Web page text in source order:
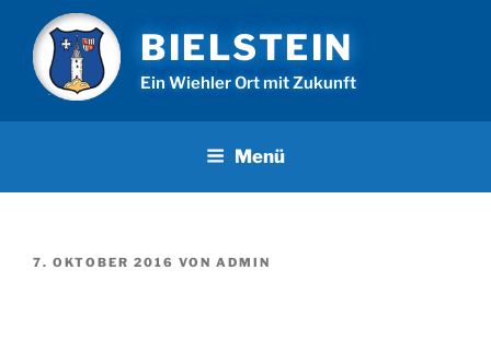
Inhalt
springen
BIELSTEIN
Ein Wiehler Ort mit Zukunft
Menü
VERÖFFENTLICHT
7. OKTOBER 2016 VON ADMIN